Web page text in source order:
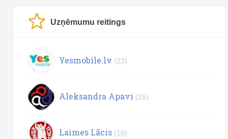
Uzņēmumu reitings
Yesmobile.lv (23)
Aleksandra Apavi (25)
Laimes Lācis (10)